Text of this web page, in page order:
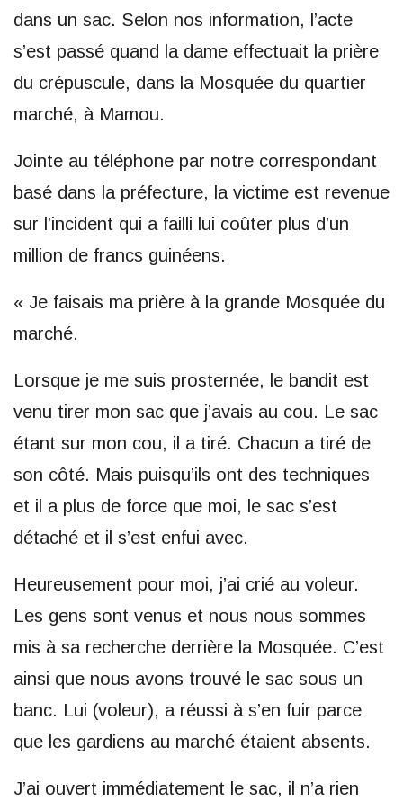
dans un sac. Selon nos information, l’acte
s’est passé quand la dame effectuait la prière
du crépuscule, dans la Mosquée du quartier
marché, à Mamou.
Jointe au téléphone par notre correspondant
basé dans la préfecture, la victime est revenue
sur l’incident qui a failli lui coûter plus d’un
million de francs guinéens.
« Je faisais ma prière à la grande Mosquée du
marché.
Lorsque je me suis prosternée, le bandit est
venu tirer mon sac que j’avais au cou. Le sac
étant sur mon cou, il a tiré. Chacun a tiré de
son côté. Mais puisqu’ils ont des techniques
et il a plus de force que moi, le sac s’est
détaché et il s’est enfui avec.
Heureusement pour moi, j’ai crié au voleur.
Les gens sont venus et nous nous sommes
mis à sa recherche derrière la Mosquée. C’est
ainsi que nous avons trouvé le sac sous un
banc. Lui (voleur), a réussi à s’en fuir parce
que les gardiens au marché étaient absents.
J’ai ouvert immédiatement le sac, il n’a rien